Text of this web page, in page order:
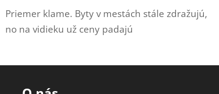
Priemer klame. Byty v mestách stále zdražujú,
no na vidieku už ceny padajú